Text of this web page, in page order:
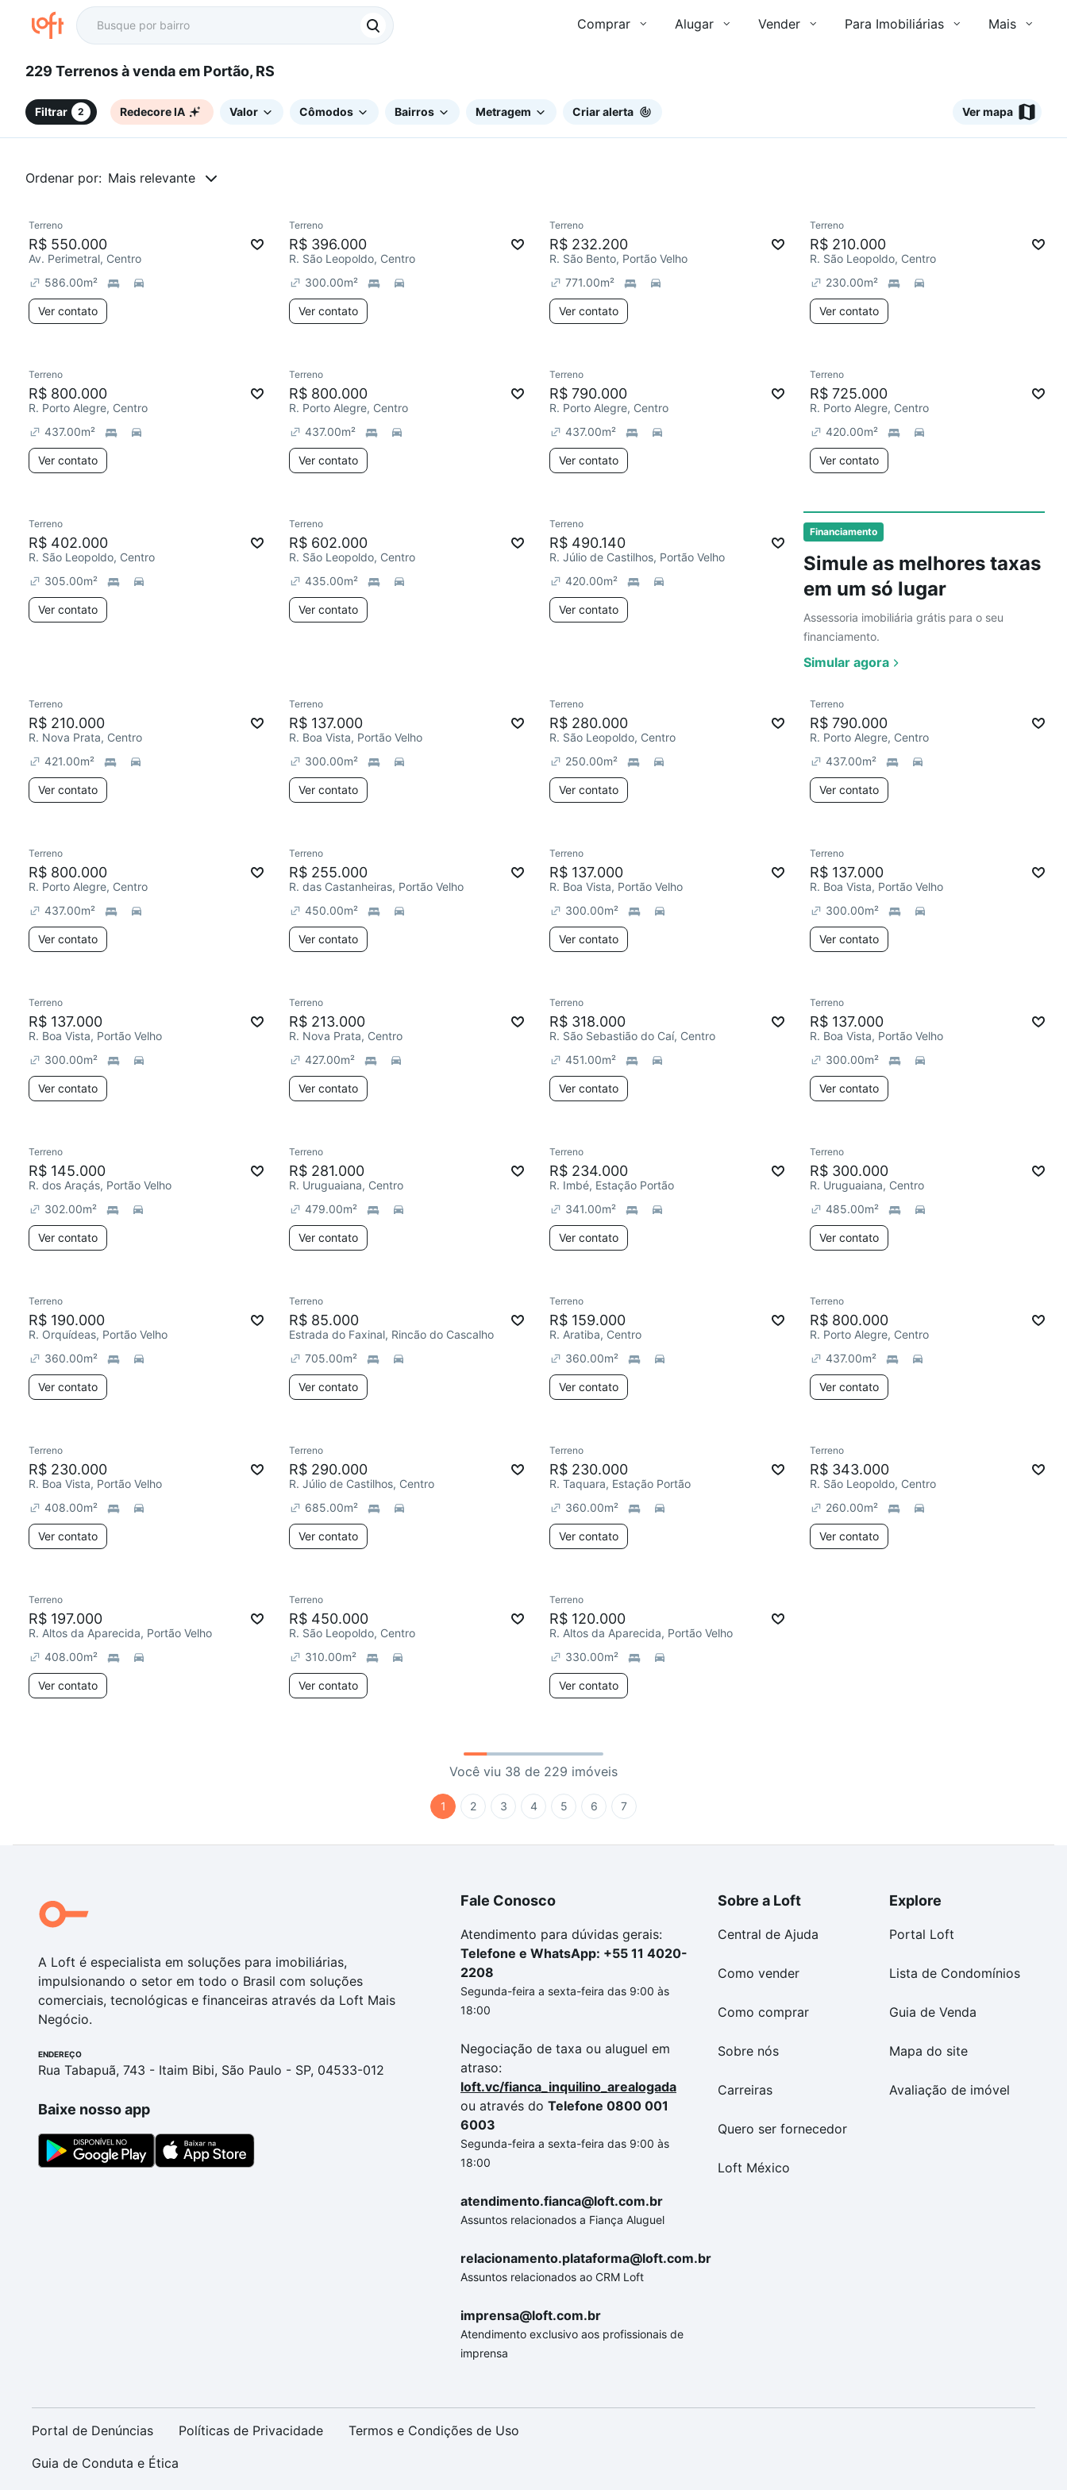
Comprar Alugar Vender Para Imobiliárias Mais
229 Terrenos à venda em Portão, RS
Filtrar 2 Redecore IA Valor Cômodos Bairros Metragem Criar alerta Ver mapa
Ordenar por: Mais relevante
Financiamento
Simule as melhores taxas
em um só lugar
Assessoria imobiliária grátis para o seu
financiamento.
Simular agora
Terreno
R$ 550.000
Av. Perimetral, Centro
586.00m²
Ver contato
Terreno
R$ 396.000
R. São Leopoldo, Centro
300.00m²
Ver contato
Terreno
R$ 232.200
R. São Bento, Portão Velho
771.00m²
Ver contato
Terreno
R$ 210.000
R. São Leopoldo, Centro
230.00m²
Ver contato
Terreno
R$ 800.000
R. Porto Alegre, Centro
437.00m²
Ver contato
Terreno
R$ 800.000
R. Porto Alegre, Centro
437.00m²
Ver contato
Terreno
R$ 790.000
R. Porto Alegre, Centro
437.00m²
Ver contato
Terreno
R$ 725.000
R. Porto Alegre, Centro
420.00m²
Ver contato
Ver
Terreno
R$ 402.000
R. São Leopoldo, Centro
305.00m²
Ver contato
Terreno
R$ 602.000
R. São Leopoldo, Centro
435.00m²
Ver contato
Terreno
R$ 490.140
R. Júlio de Castilhos, Portão Velho
420.00m²
Ver contato
Terreno
R$ 210.000
R. Nova Prata, Centro
421.00m²
Ver contato
Terreno
R$ 137.000
R. Boa Vista, Portão Velho
300.00m²
Ver contato
Terreno
R$ 280.000
R. São Leopoldo, Centro
250.00m²
Ver contato
Terreno
R$ 790.000
R. Porto Alegre, Centro
437.00m²
Ver contato
Terreno
R$ 800.000
R. Porto Alegre, Centro
437.00m²
Ver contato
Terreno
R$ 255.000
R. das Castanheiras, Portão Velho
450.00m²
Ver contato
Terreno
R$ 137.000
R. Boa Vista, Portão Velho
300.00m²
Ver contato
Terreno
R$ 137.000
R. Boa Vista, Portão Velho
300.00m²
Ver contato
Terreno
R$ 137.000
R. Boa Vista, Portão Velho
300.00m²
Ver contato
Terreno
R$ 213.000
R. Nova Prata, Centro
427.00m²
Ver contato
Terreno
R$ 318.000
R. São Sebastião do Caí, Centro
451.00m²
Ver contato
Terreno
R$ 137.000
R. Boa Vista, Portão Velho
300.00m²
Ver contato
Terreno
R$ 145.000
R. dos Araçás, Portão Velho
302.00m²
Ver contato
Terreno
R$ 281.000
R. Uruguaiana, Centro
479.00m²
Ver contato
Terreno
R$ 234.000
R. Imbé, Estação Portão
341.00m²
Ver contato
Terreno
R$ 300.000
R. Uruguaiana, Centro
485.00m²
Ver contato
Terreno
R$ 190.000
R. Orquídeas, Portão Velho
360.00m²
Ver contato
Terreno
R$ 85.000
Estrada do Faxinal, Rincão do Cascalho
705.00m²
Ver contato
Terreno
R$ 159.000
R. Aratiba, Centro
360.00m²
Ver contato
Terreno
R$ 800.000
R. Porto Alegre, Centro
437.00m²
Ver contato
Terreno
R$ 230.000
R. Boa Vista, Portão Velho
408.00m²
Ver contato
Terreno
R$ 290.000
R. Júlio de Castilhos, Centro
685.00m²
Ver contato
Terreno
R$ 230.000
R. Taquara, Estação Portão
360.00m²
Ver contato
Terreno
R$ 343.000
R. São Leopoldo, Centro
260.00m²
Ver contato
Terreno
R$ 197.000
R. Altos da Aparecida, Portão Velho
408.00m²
Ver contato
Terreno
R$ 450.000
R. São Leopoldo, Centro
310.00m²
Ver contato
Terreno
R$ 120.000
R. Altos da Aparecida, Portão Velho
330.00m²
Ver contato
Você viu 38 de 229 imóveis
1 2 3 4 5 6 7
A Loft é especialista em soluções para imobiliárias,
impulsionando o setor em todo o Brasil com soluções
comerciais, tecnológicas e financeiras através da Loft Mais
Negócio.
ENDEREÇO
Rua Tabapuã, 743 - Itaim Bibi, São Paulo - SP, 04533-012
Baixe nosso app
Fale Conosco
Atendimento para dúvidas gerais:
Telefone e WhatsApp: +55 11 4020-
2208
Segunda-feira a sexta-feira das 9:00 às
18:00
Negociação de taxa ou aluguel em
atraso:
loft.vc/fianca_inquilino_arealogada
ou através do Telefone 0800 001
6003
Segunda-feira a sexta-feira das 9:00 às
18:00
atendimento.fianca@loft.com.br
Assuntos relacionados a Fiança Aluguel
relacionamento.plataforma@loft.com.br
Assuntos relacionados ao CRM Loft
imprensa@loft.com.br
Atendimento exclusivo aos profissionais de
imprensa
Sobre a Loft
Central de Ajuda
Como vender
Como comprar
Sobre nós
Carreiras
Quero ser fornecedor
Loft México
Explore
Portal Loft
Lista de Condomínios
Guia de Venda
Mapa do site
Avaliação de imóvel
Portal de Denúncias Políticas de Privacidade Termos e Condições de Uso
Guia de Conduta e Ética